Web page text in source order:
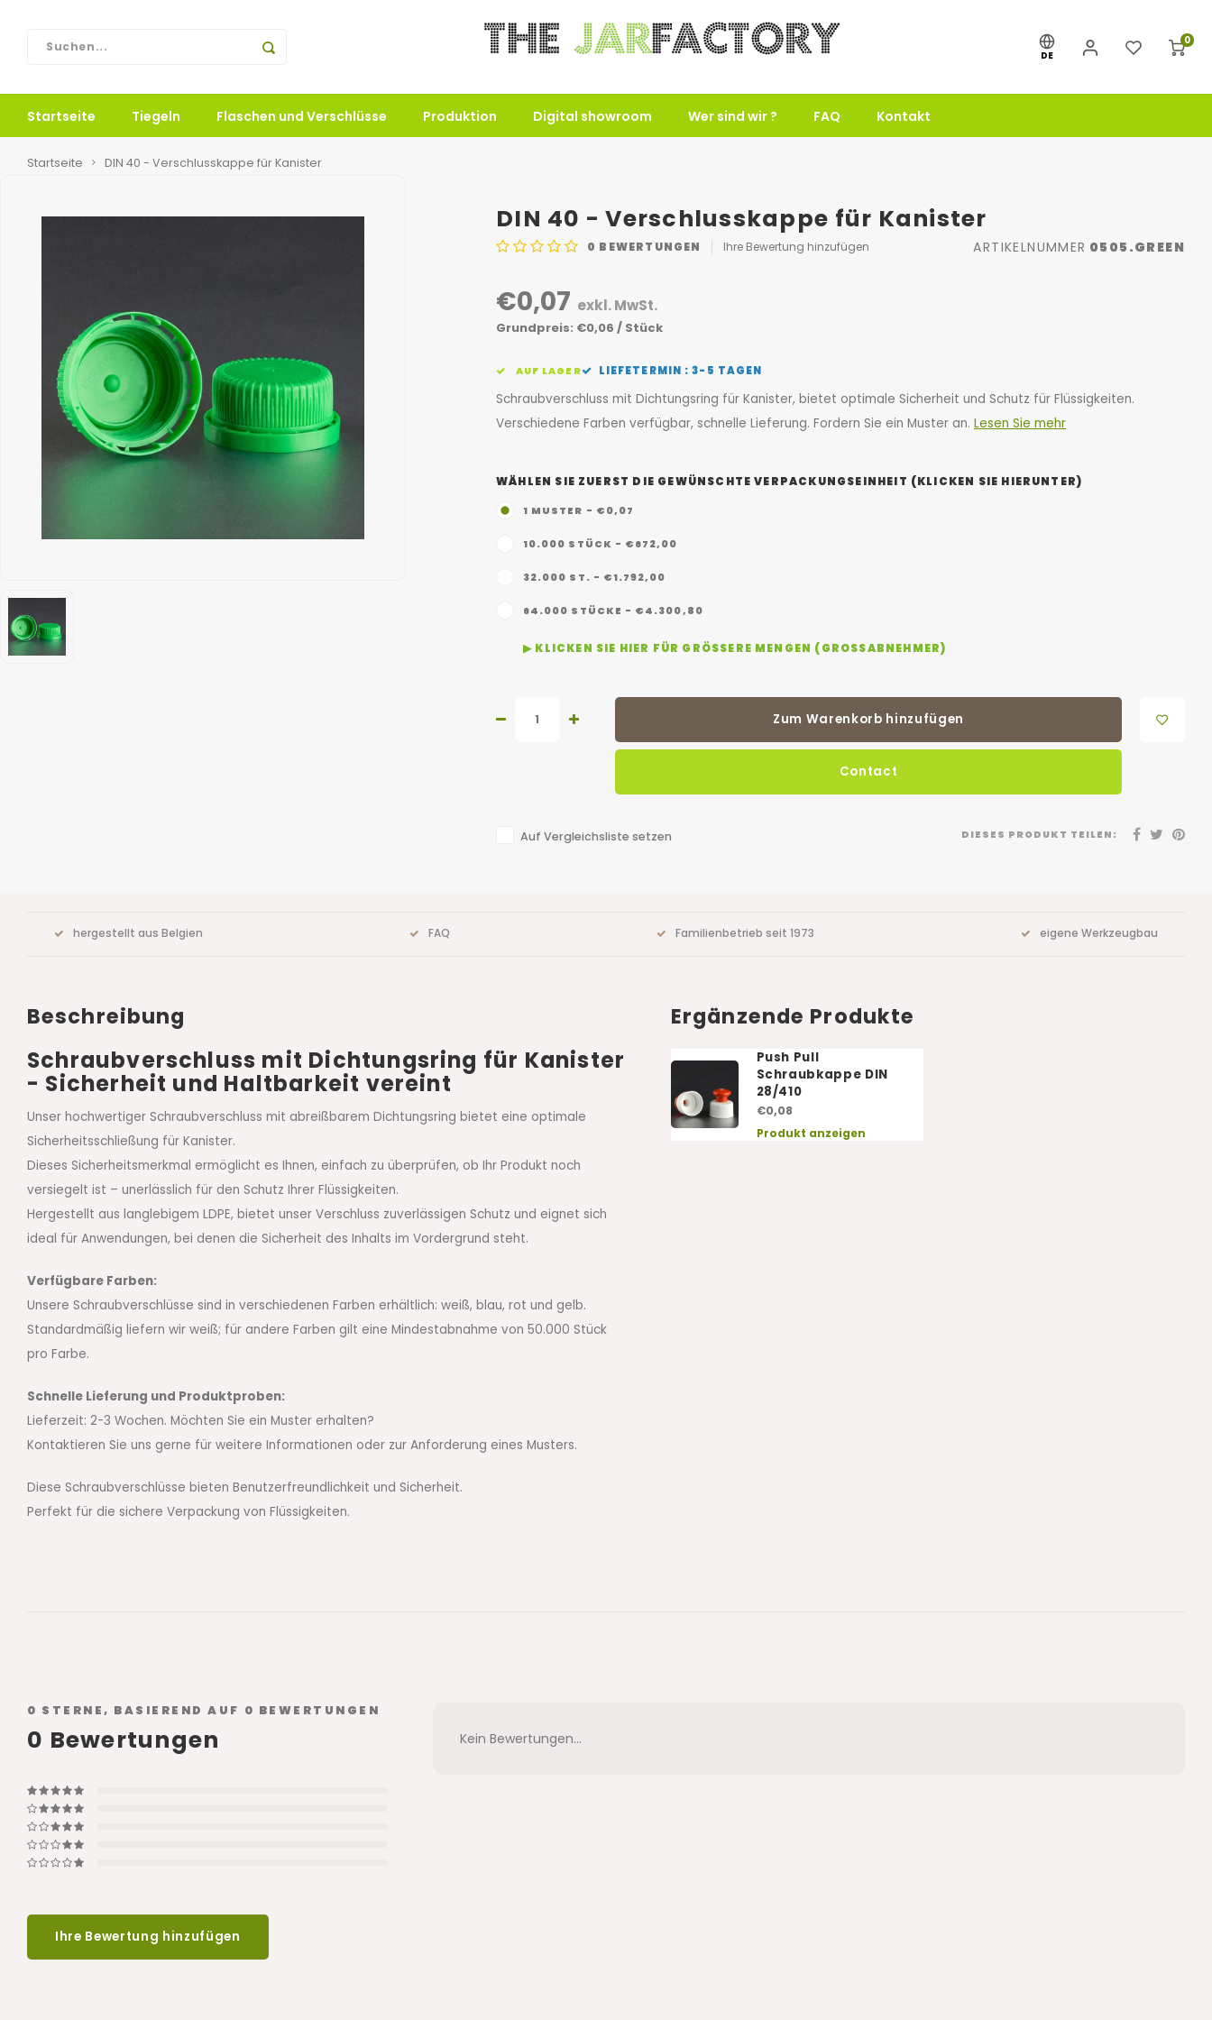
DE
0
Startseite Tiegeln Flaschen und Verschlüsse Produktion Digital showroom Wer sind wir ? FAQ Kontakt
Startseite DIN 40 - Verschlusskappe für Kanister
DIN 40 - Verschlusskappe für Kanister
0 BEWERTUNGEN Ihre Bewertung hinzufügen ARTIKELNUMMER 0505.GREEN
€0,07 exkl. MwSt.
Grundpreis: €0,06 / Stück
AUF LAGER LIEFETERMIN : 3-5 TAGEN
Schraubverschluss mit Dichtungsring für Kanister, bietet optimale Sicherheit und Schutz für Flüssigkeiten.
Verschiedene Farben verfügbar, schnelle Lieferung. Fordern Sie ein Muster an. Lesen Sie mehr
WÄHLEN SIE ZUERST DIE GEWÜNSCHTE VERPACKUNGSEINHEIT (KLICKEN SIE HIERUNTER)
1 MUSTER - €0,07
10.000 STÜCK - €672,00
32.000 ST. - €1.792,00
64.000 STÜCKE - €4.300,80
▶ KLICKEN SIE HIER FÜR GRÖSSERE MENGEN (GROSSABNEHMER)
Zum Warenkorb hinzufügen
Contact
Auf Vergleichsliste setzen DIESES PRODUKT TEILEN:
hergestellt aus Belgien FAQ Familienbetrieb seit 1973 eigene Werkzeugbau
Beschreibung
Schraubverschluss mit Dichtungsring für Kanister
- Sicherheit und Haltbarkeit vereint
Unser hochwertiger Schraubverschluss mit abreißbarem Dichtungsring bietet eine optimale
Sicherheitsschließung für Kanister.
Dieses Sicherheitsmerkmal ermöglicht es Ihnen, einfach zu überprüfen, ob Ihr Produkt noch
versiegelt ist – unerlässlich für den Schutz Ihrer Flüssigkeiten.
Hergestellt aus langlebigem LDPE, bietet unser Verschluss zuverlässigen Schutz und eignet sich
ideal für Anwendungen, bei denen die Sicherheit des Inhalts im Vordergrund steht.
Verfügbare Farben:
Unsere Schraubverschlüsse sind in verschiedenen Farben erhältlich: weiß, blau, rot und gelb.
Standardmäßig liefern wir weiß; für andere Farben gilt eine Mindestabnahme von 50.000 Stück
pro Farbe.
Schnelle Lieferung und Produktproben:
Lieferzeit: 2-3 Wochen. Möchten Sie ein Muster erhalten?
Kontaktieren Sie uns gerne für weitere Informationen oder zur Anforderung eines Musters.
Diese Schraubverschlüsse bieten Benutzerfreundlichkeit und Sicherheit.
Perfekt für die sichere Verpackung von Flüssigkeiten.
Ergänzende Produkte
Push Pull
Schraubkappe DIN
28/410
€0,08
Produkt anzeigen
0 STERNE, BASIEREND AUF 0 BEWERTUNGEN
0 Bewertungen
Ihre Bewertung hinzufügen
Kein Bewertungen...